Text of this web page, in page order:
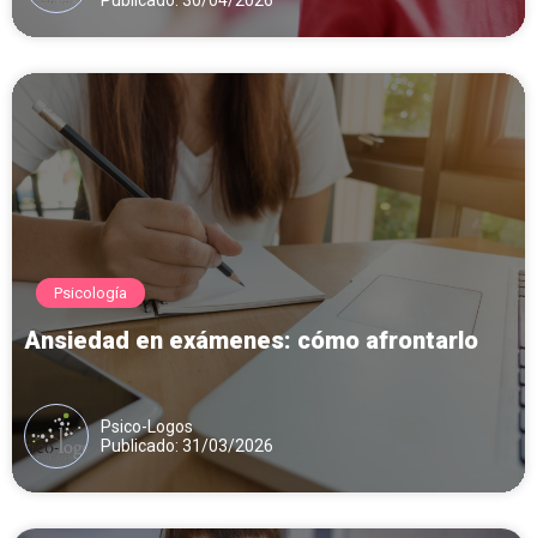
Psicología
Ansiedad en exámenes: cómo afrontarlo
Psico-Logos
Publicado: 31/03/2026